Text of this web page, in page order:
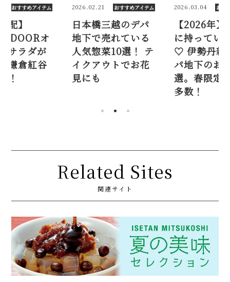
おすすめアイテム
越のデパ
れている
10選！ テ
トでお花
2026.03.04 おすすめアイテム
【2026年】お花見
に持っていきたい
♡ 伊勢丹新宿店デ
パ地下のお弁当9
選。春限定弁当が
2025.11.06 おす
【定期宅配
ISETAN
リジナルサ
新登場。鎌
コラボも！
Related Sites
関連サイト